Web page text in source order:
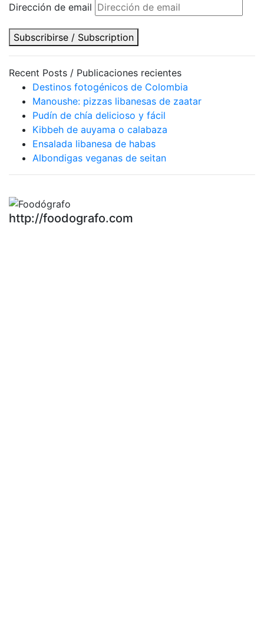
Dirección de email
Subscribirse / Subscription
Recent Posts / Publicaciones recientes
Destinos fotogénicos de Colombia
Manoushe: pizzas libanesas de zaatar
Pudín de chía delicioso y fácil
Kibbeh de auyama o calabaza
Ensalada libanesa de habas
Albondigas veganas de seitan
http://foodografo.com